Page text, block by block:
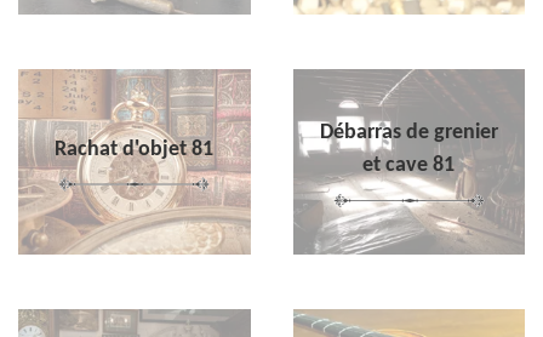
Rachat d'objet 81
Débarras de grenier
et cave 81